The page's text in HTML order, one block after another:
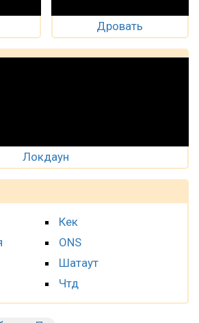
Дровать
Локдаун
Кек
ONS
Шатаут
Чтд